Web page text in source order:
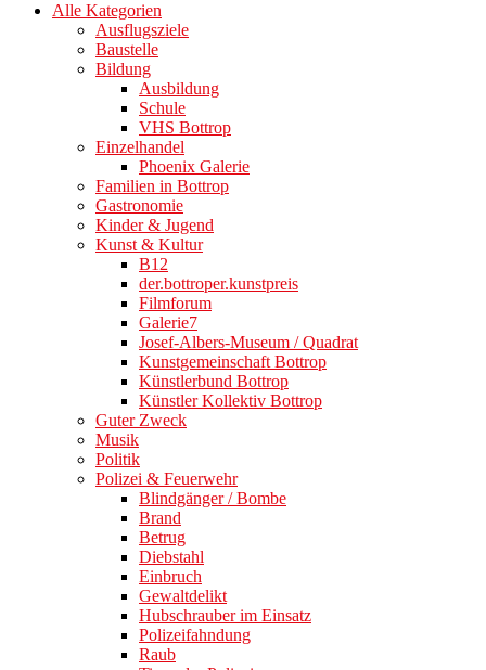
Alle Kategorien
Ausflugsziele
Baustelle
Bildung
Ausbildung
Schule
VHS Bottrop
Einzelhandel
Phoenix Galerie
Familien in Bottrop
Gastronomie
Kinder & Jugend
Kunst & Kultur
B12
der.bottroper.kunstpreis
Filmforum
Galerie7
Josef-Albers-Museum / Quadrat
Kunstgemeinschaft Bottrop
Künstlerbund Bottrop
Künstler Kollektiv Bottrop
Guter Zweck
Musik
Politik
Polizei & Feuerwehr
Blindgänger / Bombe
Brand
Betrug
Diebstahl
Einbruch
Gewaltdelikt
Hubschrauber im Einsatz
Polizeifahndung
Raub